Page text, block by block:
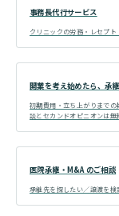
事務長代行サービス
クリニックの労務・レセプト
開業を考え始めたら、承
初期費用・立ち上がりまで
談とセカンドオピニオンは無
医院承継・M&A のご相談
承継先を探したい／譲渡を検